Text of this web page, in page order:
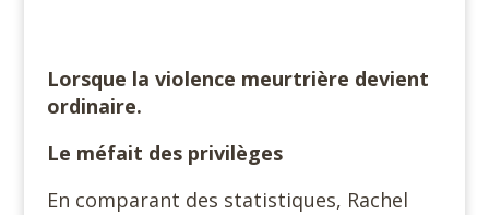
Lorsque la violence meurtrière devient
ordinaire.
Le méfait des privilèges
En comparant des statistiques, Rachel